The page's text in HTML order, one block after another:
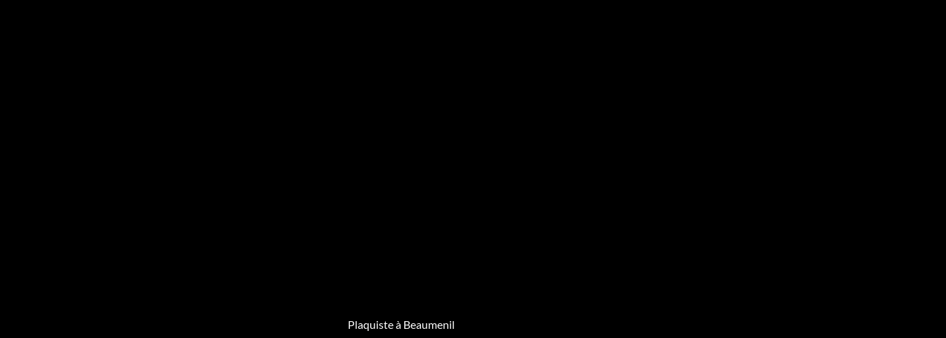
Plaquiste à Beaumenil